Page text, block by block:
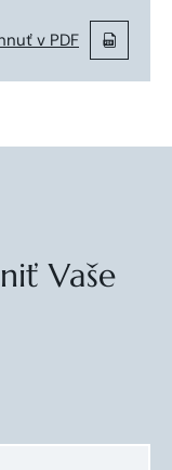
v PDF
Vaše